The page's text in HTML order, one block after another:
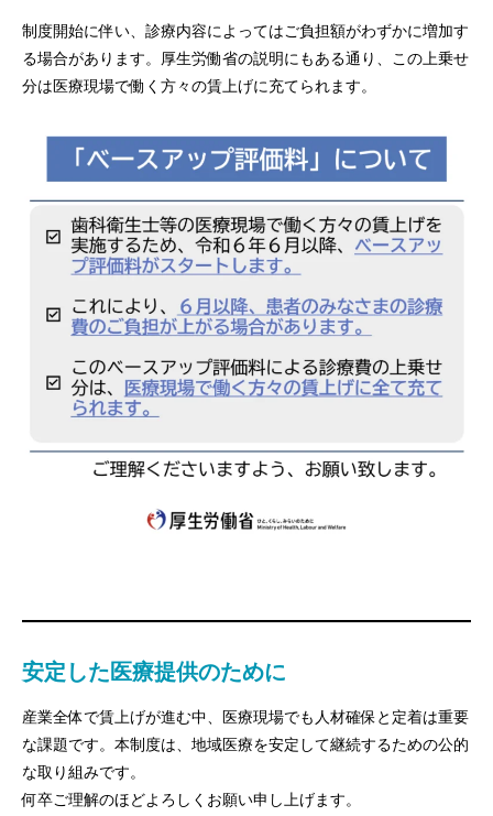
制度開始に伴い、診療内容によってはご負担額がわずかに増加す
る場合があります。厚生労働省の説明にもある通り、この上乗せ
分は医療現場で働く方々の賃上げに充てられます。
安定した医療提供のために
産業全体で賃上げが進む中、医療現場でも人材確保と定着は重要
な課題です。本制度は、地域医療を安定して継続するための公的
な取り組みです。
何卒ご理解のほどよろしくお願い申し上げます。